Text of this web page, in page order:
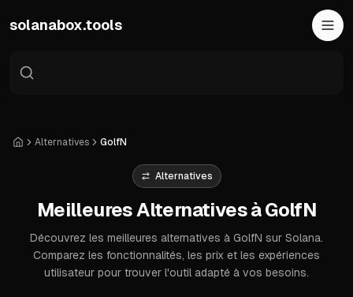
solanabox.tools
AccueilAlternatives GolfN
Alternatives
Meilleures Alternatives à GolfN
Découvrez les meilleures alternatives à GolfN sur Solana.
Comparez les fonctionnalités, les prix et les expériences
utilisateur pour trouver l'outil adapté à vos besoins.